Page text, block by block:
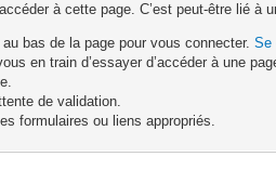
à cette page. C’est peut-être lié à
bas de la page pour vous connecter.Se
en train d’essayer d’accéder à une
de validation.
formulaires ou liens appropriés.